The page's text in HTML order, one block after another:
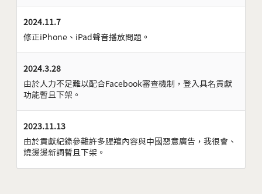
2024.11.7
修正iPhone、iPad聲音播放問題。
2024.3.28
由於人力不足難以配合Facebook審查機制，登入具名貢獻
功能暫且下架。
2023.11.13
由於貢獻紀錄參雜許多腥羶內容與中國惡意廣告，我很會、
燒燙燙新詞暫且下架。